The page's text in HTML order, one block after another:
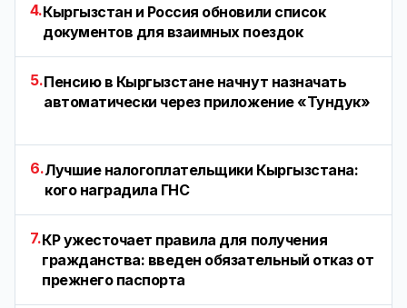
4.Кыргызстан и Россия обновили список
документов для взаимных поездок
5.Пенсию в Кыргызстане начнут назначать
автоматически через приложение «Тундук»
6.Лучшие налогоплательщики Кыргызстана:
кого наградила ГНС
7.КР ужесточает правила для получения
гражданства: введен обязательный отказ от
прежнего паспорта